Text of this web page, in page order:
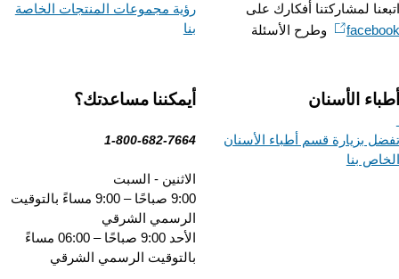
رؤية مجموعات المنتجات الخاصة
بنا
لمشاركتنا أفكارك على
وطرح الأسئلة
أيمكننا مساعدتك؟
1-800-682-7664
الاثنين - السبت
9:00 صباحًا – 9:00 مساءً بالتوقيت
الرسمي الشرقي
الأحد 9:00 صباحًا – 06:00 مساءً
بالتوقيت الرسمي الشرقي
الأسنان
بزيارة قسم أطباء الأسنان
بنا